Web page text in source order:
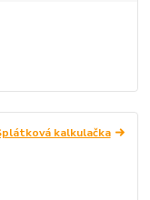
kalkulačka